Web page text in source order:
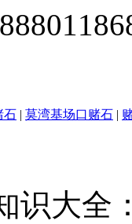
石 | 莫湾基场口赌石 |
识大全：